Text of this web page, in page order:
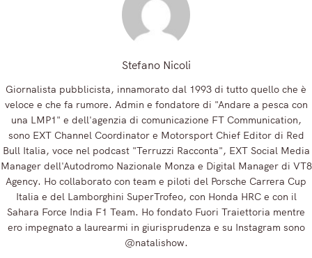
Stefano Nicoli
Giornalista pubblicista, innamorato dal 1993 di tutto quello che è
veloce e che fa rumore. Admin e fondatore di "Andare a pesca con
una LMP1" e dell'agenzia di comunicazione FT Communication,
sono EXT Channel Coordinator e Motorsport Chief Editor di Red
Bull Italia, voce nel podcast "Terruzzi Racconta", EXT Social Media
Manager dell'Autodromo Nazionale Monza e Digital Manager di VT8
Agency. Ho collaborato con team e piloti del Porsche Carrera Cup
Italia e del Lamborghini SuperTrofeo, con Honda HRC e con il
Sahara Force India F1 Team. Ho fondato Fuori Traiettoria mentre
ero impegnato a laurearmi in giurisprudenza e su Instagram sono
@natalishow.